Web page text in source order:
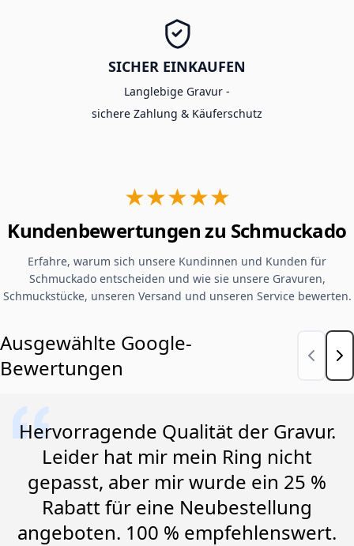
SICHER EINKAUFEN
Langlebige Gravur -
sichere Zahlung & Käuferschutz
★★★★★
Kundenbewertungen zu Schmuckado
Erfahre, warum sich unsere Kundinnen und Kunden für
Schmuckado entscheiden und wie sie unsere Gravuren,
Schmuckstücke, unseren Versand und unseren Service bewerten.
Ausgewählte Google-
Bewertungen
Hervorragende Qualität der Gravur.
Leider hat mir mein Ring nicht
gepasst, aber mir wurde ein 25 %
Rabatt für eine Neubestellung
angeboten. 100 % empfehlenswert.